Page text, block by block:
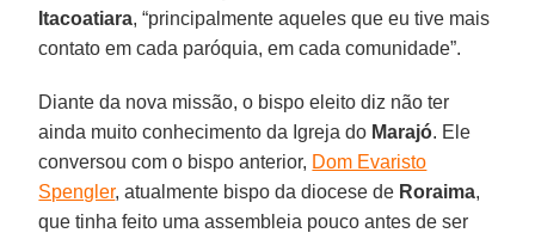
Itacoatiara, “principalmente aqueles que eu tive mais
contato em cada paróquia, em cada comunidade”.
Diante da nova missão, o bispo eleito diz não ter
ainda muito conhecimento da Igreja do Marajó. Ele
conversou com o bispo anterior, Dom Evaristo
Spengler, atualmente bispo da diocese de Roraima,
que tinha feito uma assembleia pouco antes de ser